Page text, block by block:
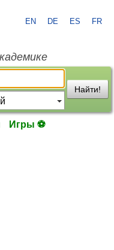
EN DE ES FR
Найти!
Игры ⚽